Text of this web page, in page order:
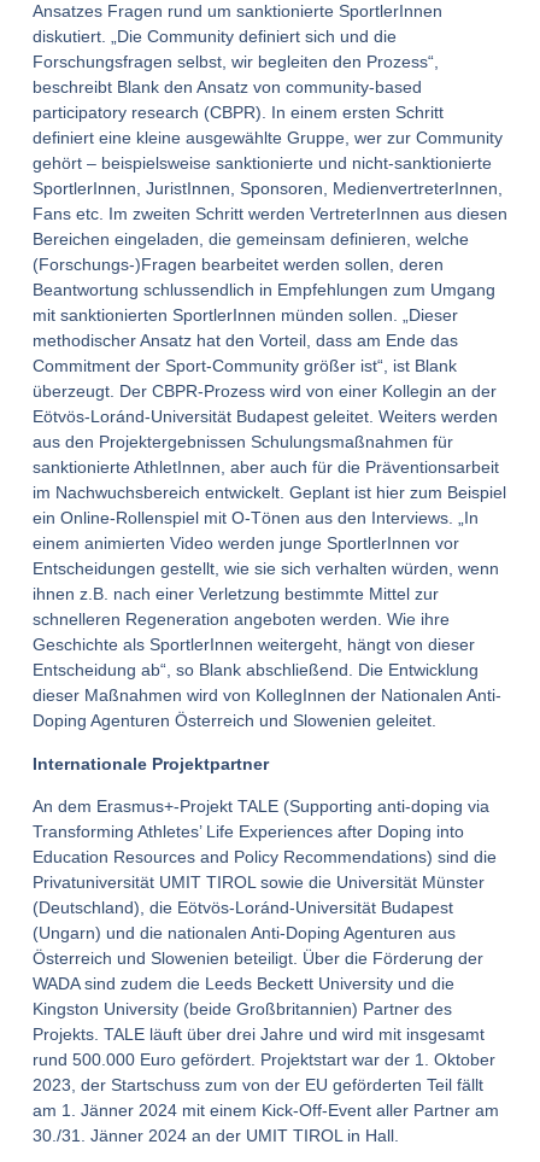
Ansatzes Fragen rund um sanktionierte SportlerInnen
diskutiert. „Die Community definiert sich und die
Forschungsfragen selbst, wir begleiten den Prozess“,
beschreibt Blank den Ansatz von community-based
participatory research (CBPR). In einem ersten Schritt
definiert eine kleine ausgewählte Gruppe, wer zur Community
gehört – beispielsweise sanktionierte und nicht-sanktionierte
SportlerInnen, JuristInnen, Sponsoren, MedienvertreterInnen,
Fans etc. Im zweiten Schritt werden VertreterInnen aus diesen
Bereichen eingeladen, die gemeinsam definieren, welche
(Forschungs-)Fragen bearbeitet werden sollen, deren
Beantwortung schlussendlich in Empfehlungen zum Umgang
mit sanktionierten SportlerInnen münden sollen. „Dieser
methodischer Ansatz hat den Vorteil, dass am Ende das
Commitment der Sport-Community größer ist“, ist Blank
überzeugt. Der CBPR-Prozess wird von einer Kollegin an der
Eötvös-Loránd-Universität Budapest geleitet. Weiters werden
aus den Projektergebnissen Schulungsmaßnahmen für
sanktionierte AthletInnen, aber auch für die Präventionsarbeit
im Nachwuchsbereich entwickelt. Geplant ist hier zum Beispiel
ein Online-Rollenspiel mit O-Tönen aus den Interviews. „In
einem animierten Video werden junge SportlerInnen vor
Entscheidungen gestellt, wie sie sich verhalten würden, wenn
ihnen z.B. nach einer Verletzung bestimmte Mittel zur
schnelleren Regeneration angeboten werden. Wie ihre
Geschichte als SportlerInnen weitergeht, hängt von dieser
Entscheidung ab“, so Blank abschließend. Die Entwicklung
dieser Maßnahmen wird von KollegInnen der Nationalen Anti-
Doping Agenturen Österreich und Slowenien geleitet.
Internationale Projektpartner
An dem Erasmus+-Projekt TALE (Supporting anti-doping via
Transforming Athletes’ Life Experiences after Doping into
Education Resources and Policy Recommendations) sind die
Privatuniversität UMIT TIROL sowie die Universität Münster
(Deutschland), die Eötvös-Loránd-Universität Budapest
(Ungarn) und die nationalen Anti-Doping Agenturen aus
Österreich und Slowenien beteiligt. Über die Förderung der
WADA sind zudem die Leeds Beckett University und die
Kingston University (beide Großbritannien) Partner des
Projekts. TALE läuft über drei Jahre und wird mit insgesamt
rund 500.000 Euro gefördert. Projektstart war der 1. Oktober
2023, der Startschuss zum von der EU geförderten Teil fällt
am 1. Jänner 2024 mit einem Kick-Off-Event aller Partner am
30./31. Jänner 2024 an der UMIT TIROL in Hall.